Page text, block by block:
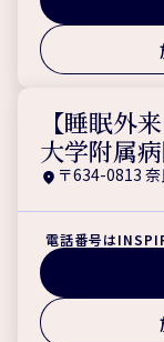
【睡眠外
大学附属
〒634-0813
電話番号は